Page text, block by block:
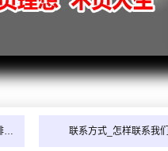
… 联系方式_怎样联系我们